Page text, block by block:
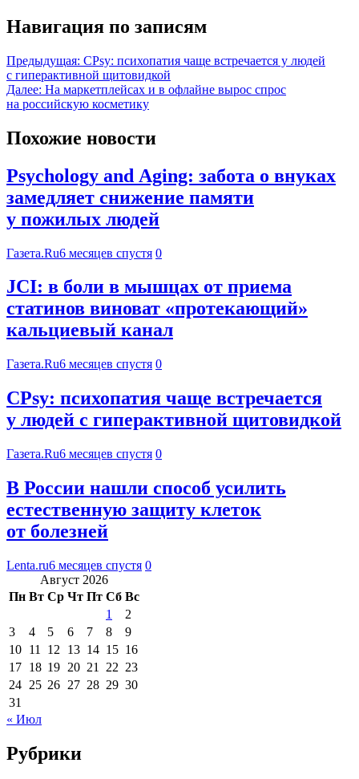
Навигация по записям
Предыдущая: CPsy: психопатия чаще встречается у людей
с гиперактивной щитовидкой
Далее: На маркетплейсах и в офлайне вырос спрос
на российскую косметику
Похожие новости
Psychology and Aging: забота о внуках
замедляет снижение памяти
у пожилых людей
Газета.Ru6 месяцев спустя 0
JCI: в боли в мышцах от приема
статинов виноват «протекающий»
кальциевый канал
Газета.Ru6 месяцев спустя 0
CPsy: психопатия чаще встречается
у людей с гиперактивной щитовидкой
Газета.Ru6 месяцев спустя 0
В России нашли способ усилить
естественную защиту клеток
от болезней
Lenta.ru6 месяцев спустя 0
Август 2026
Пн Вт Ср Чт Пт Сб Вс
1
2
3
4 5 6 7 8
9
10 11 12 13 14 15 16
17 18 19 20 21 22 23
24 25 26 27 28 29 30
31
« Июл
Рубрики